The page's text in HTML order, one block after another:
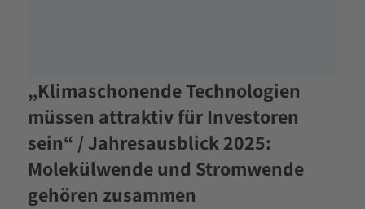
„Klimaschonende Technologien
müssen attraktiv für Investoren
sein“ / Jahresausblick 2025:
Molekülwende und Stromwende
gehören zusammen